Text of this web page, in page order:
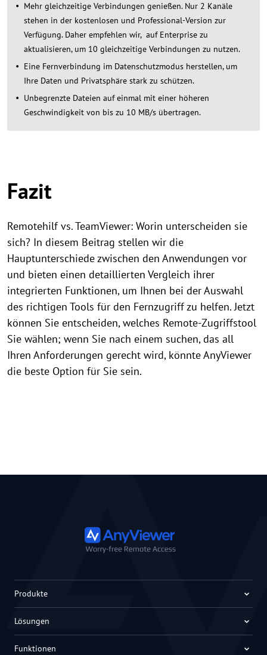
Mehr gleichzeitige Verbindungen genießen. Nur 2 Kanäle
stehen in der kostenlosen und Professional-Version zur
Verfügung. Daher empfehlen wir, auf Enterprise zu
aktualisieren, um 10 gleichzeitige Verbindungen zu nutzen.
Eine Fernverbindung im Datenschutzmodus herstellen, um
Ihre Daten und Privatsphäre stark zu schützen.
Unbegrenzte Dateien auf einmal mit einer höheren
Geschwindigkeit von bis zu 10 MB/s übertragen.
Fazit
Remotehilf vs. TeamViewer: Worin unterscheiden sie
sich? In diesem Beitrag stellen wir die
Hauptunterschiede zwischen den Anwendungen vor
und bieten einen detaillierten Vergleich ihrer
integrierten Funktionen, um Ihnen bei der Auswahl
des richtigen Tools für den Fernzugriff zu helfen. Jetzt
können Sie entscheiden, welches Remote-Zugriffstool
Sie wählen; wenn Sie nach einem suchen, das all
Ihren Anforderungen gerecht wird, könnte AnyViewer
die beste Option für Sie sein.
Produkte
Lösungen
Funktionen